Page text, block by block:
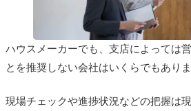
ハウスメーカーでも、支店によっては
とを推奨しない会社はいくらでもありま
現場チェックや進捗状況などの把握は